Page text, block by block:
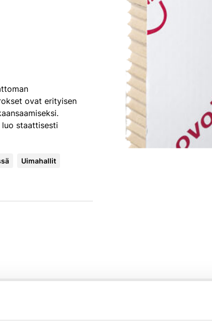
ovat erityisen
staattisesti
Uimahallit